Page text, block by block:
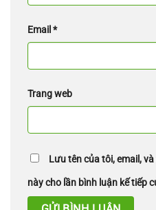
Email *
Trang web
Lưu tên của tôi, email,
này cho lần bình luận kế tiếp